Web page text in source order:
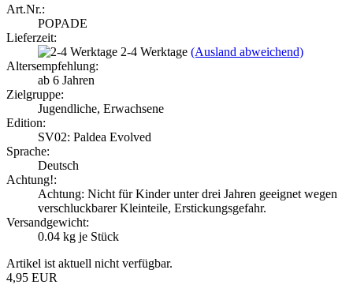
Art.Nr.:
POPADE
Lieferzeit:
2-4 Werktage (Ausland abweichend)
Altersempfehlung:
ab 6 Jahren
Zielgruppe:
Jugendliche, Erwachsene
Edition:
SV02: Paldea Evolved
Sprache:
Deutsch
Achtung!:
Achtung: Nicht für Kinder unter drei Jahren geeignet wegen
verschluckbarer Kleinteile, Erstickungsgefahr.
Versandgewicht:
0.04 kg je Stück
Artikel ist aktuell nicht verfügbar.
4,95 EUR